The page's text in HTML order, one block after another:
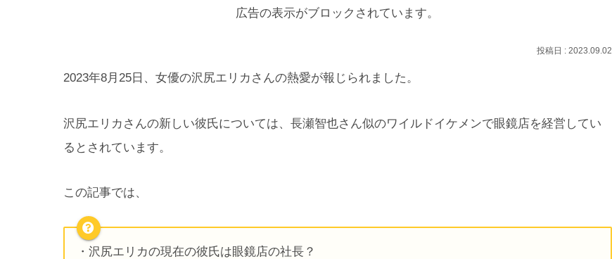
広告の表示がブロックされています。
2023.09.02
2023年8月25日、女優の沢尻エリカさんの熱愛が報じられました。
沢尻エリカさんの新しい彼氏については、長瀬智也さん似のワイルドイケメンで眼鏡店を経営してい
るとされています。
この記事では、
・沢尻エリカの現在の彼氏は眼鏡店の社長？